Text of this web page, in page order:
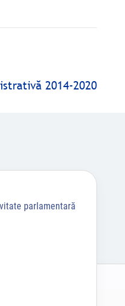
2014-2020
parlamentară